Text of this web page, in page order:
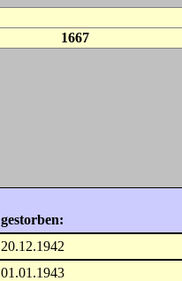
1667
gestorben:
20.12.1942
01.01.1943